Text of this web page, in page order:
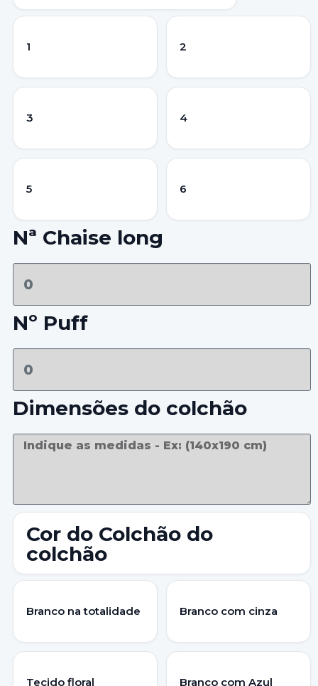
1 2
3 4
5 6
Nª Chaise long
Nº Puff
Dimensões do colchão
Cor do Colchão do
colchão
Branco na totalidade Branco com cinza
Tecido floral Branco com Azul